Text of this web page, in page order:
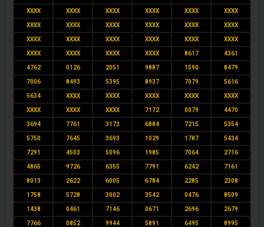
XXXX XXXX XXXX XXXX XXXX XXXX
XXXX XXXX XXXX XXXX XXXX XXXX
XXXX XXXX XXXX XXXX XXXX XXXX
XXXX XXXX XXXX XXXX 8617 4361
4762 0126 2051 9887 1590 8479
7006 8493 5395 8937 7079 5616
5634 XXXX XXXX XXXX XXXX XXXX
XXXX XXXX XXXX 7172 0079 4470
3694 7761 3173 6884 7215 5354
5750 7645 3693 1029 1787 5434
7291 4503 5096 1985 7064 2716
4865 9726 6355 7791 6242 7161
8013 2622 6005 6784 2285 2308
1758 5728 3002 3542 0476 8509
1438 0461 7146 0671 2696 2679
7766 0852 9944 5891 6495 8995